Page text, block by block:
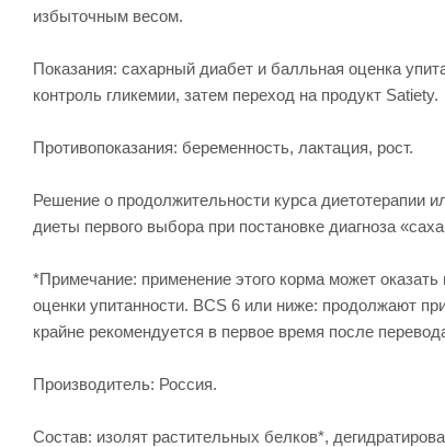
избыточным весом.
Показания: сахарный диабет и балльная оценка
контроль гликемии, затем переход на продукт Satiety.
Противопоказания: беременность, лактация, рост.
Решение о продолжительности курса диетотерапии
диеты первого выбора при постановке диагноза
*Примечание: применение этого корма может
оценки упитанности. BCS 6 или ниже: продолжают
крайне рекомендуется в первое время после
Производитель: Россия.
Состав: изолят растительных белков*,